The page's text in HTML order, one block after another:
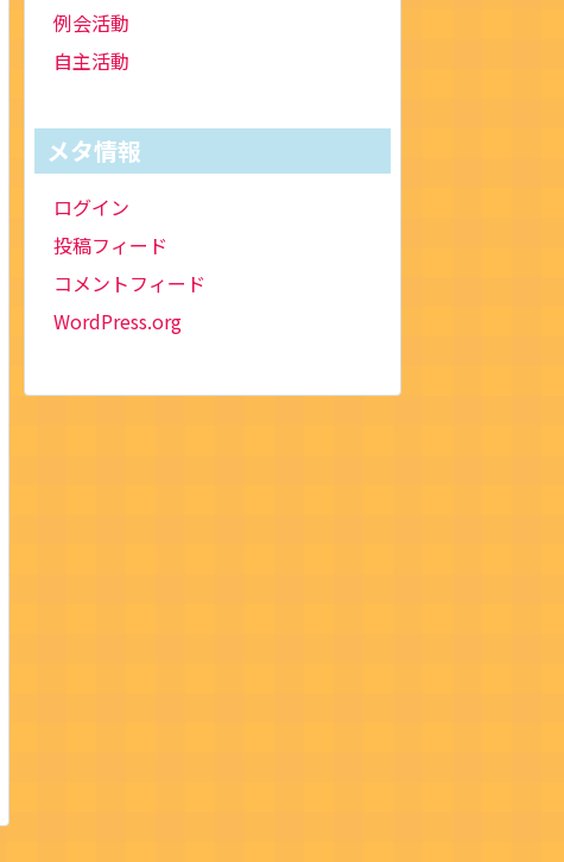
例会活動
自主活動
メタ情報
ログイン
投稿フィード
コメントフィード
WordPress.org